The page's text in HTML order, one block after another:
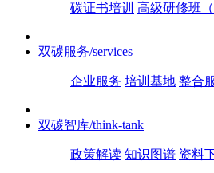
碳证书培训 高级研修班
双碳服务/services
企业服务 培训基地 整合
双碳智库/think-tank
政策解读 知识图谱 资料